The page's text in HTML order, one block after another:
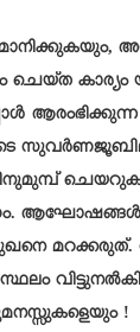
കാര്യം
ആരംഭിക്കുന്ന
ആഘോഷങ്ങൾ
മറക്കരുത്.
വിട്ടുനൽകി
!